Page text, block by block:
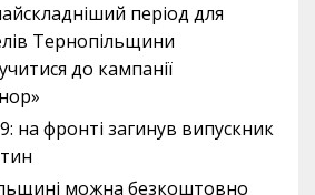
період для
Тернопільщини
до кампанії
на фронті загинув випускник
можна безкоштовно